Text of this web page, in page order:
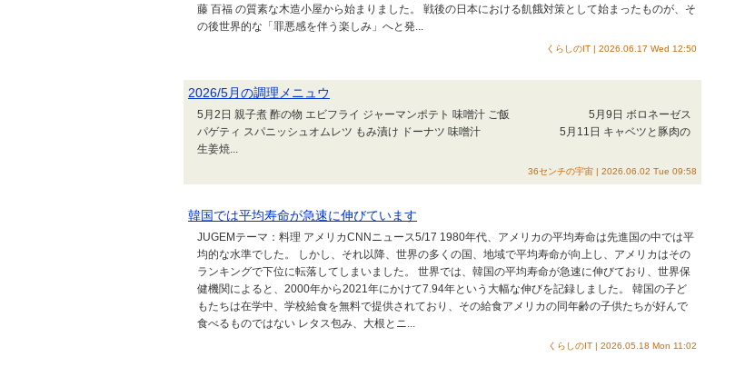
藤 百福 の質素な木造小屋から始まりました。 戦後の日本における飢餓対策として始まったものが、そ
の後世界的な「罪悪感を伴う楽しみ」へと発...
くらしのIT | 2026.06.17 Wed 12:50
2026/5月の調理メニュウ
5月2日 親子煮 酢の物 エビフライ ジャーマンポテト 味噌汁 ご飯 5月9日 ボロネーゼス
パゲティ スパニッシュオムレツ もみ漬け ドーナツ 味噌汁 5月11日 キャベツと豚肉の
生姜焼...
36センチの宇宙 | 2026.06.02 Tue 09:58
韓国では平均寿命が急速に伸びています
JUGEMテーマ：料理 アメリカCNNニュース5/17 1980年代、アメリカの平均寿命は先進国の中では平
均的な水準でした。 しかし、それ以降、世界の多くの国、地域で平均寿命が向上し、アメリカはその
ランキングで下位に転落してしまいました。 世界では、韓国の平均寿命が急速に伸びており、世界保
健機関によると、2000年から2021年にかけて7.94年という大幅な伸びを記録しました。 韓国の子ど
もたちは在学中、学校給食を無料で提供されており、その給食アメリカの同年齢の子供たちが好んで
食べるものではない レタス包み、大根とニ...
くらしのIT | 2026.05.18 Mon 11:02